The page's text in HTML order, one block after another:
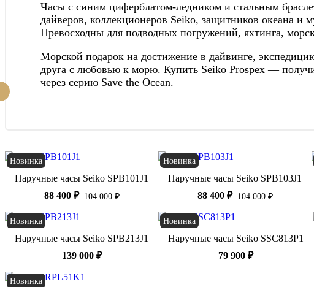
Часы с синим циферблатом-ледником и стальным
дайверов, коллекционеров Seiko, защитников океана и
Превосходны для подводных погружений, яхтинга,
Морской подарок на достижение в дайвинге,
друга с любовью к морю. Купить Seiko Prospex —
через серию Save the Ocean.
Новинка
Наручные часы Seiko SPB101J1
88 400 ₽ 104 000 ₽
Новинка
Наручные часы Seiko SPB103J1
88 400 ₽ 104 000 ₽
Новинка
Наручные часы Seiko SPB213J1
139 000 ₽
Новинка
Наручные часы Seiko SSC813P1
79 900 ₽
Новинка